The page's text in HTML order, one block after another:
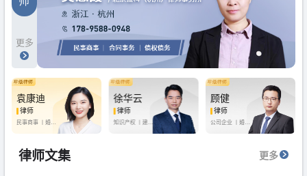
更多
袁康迪
律师
民事商事 丨 婚姻
徐华云
律师
知识产权 丨 建设
顾健
律师
公司企业 丨婚姻
房产纠纷
律师文集 更多